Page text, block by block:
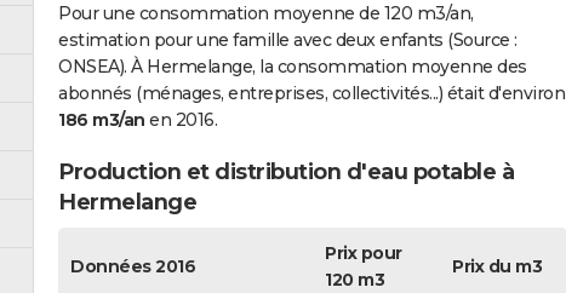
Pour une consommation moyenne de 120 m3/an,
estimation pour une famille avec deux enfants (Source :
ONSEA). À Hermelange, la consommation moyenne des
abonnés (ménages, entreprises, collectivités...) était d'environ
186 m3/an en 2016.
Production et distribution d'eau potable à
Hermelange
Données 2016
Prix pour
120 m3
Prix du m3